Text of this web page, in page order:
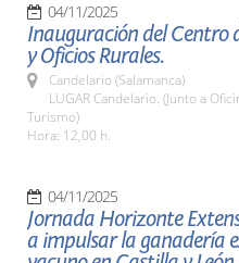
04/11/2025
Inauguración del Centro
y Oficios Rurales.
Candelario (Salamanca)
LUGAR Candelario. (Junto a
Turismo)
Hora: 12,00 h.
04/11/2025
Jornada Horizonte
a impulsar la ganadería